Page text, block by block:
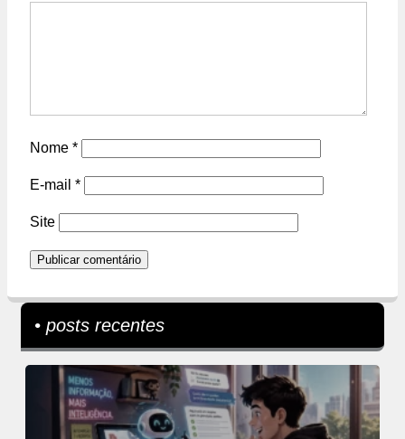
Nome *
E-mail *
Site
• posts recentes